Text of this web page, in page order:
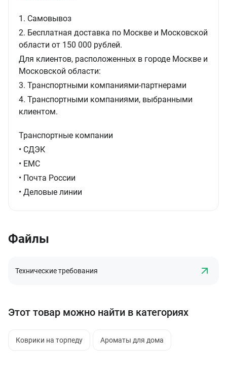
1. Самовывоз
2. Бесплатная доставка по Москве и Московской
области от 150 000 рублей.
Для клиентов, расположенных в городе Москве и
Московской области:
3. Транспортными компаниями-партнерами
4. Транспортными компаниями, выбранными
клиентом.
Транспортные компании
• СДЭК
• ЕМС
• Почта России
• Деловые линии
Файлы
Технические требования
Этот товар можно найти в категориях
Коврики на торпеду Ароматы для дома